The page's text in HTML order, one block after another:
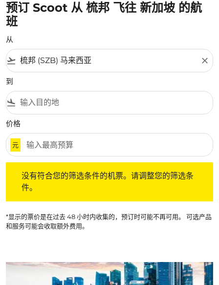
预订 Scoot 从 梳邦 飞往 新加坡 的航
班
从
flight_takeoff close
到
flight_land
价格
元
没有符合您的筛选条件的机票。请调整您的筛选条
件。
*显示的票价是在过去 48 小时内收集的，预订时可能不再可用。 可选产品
和服务可能会收取额外费用。